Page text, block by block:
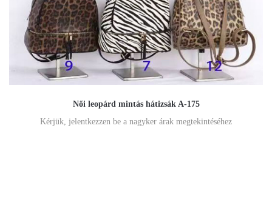
Női leopárd mintás hátizsák A-175
Kérjük, jelentkezzen be a nagyker árak megtekintéséhez